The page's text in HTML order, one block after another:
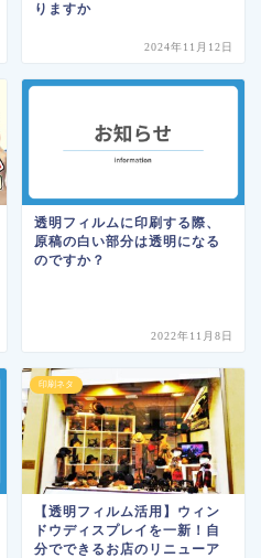
りますか
2024年11月12日
透明フィルムに印刷する際、
原稿の白い部分は透明になる
のですか？
2022年11月8日
印刷ネタ
【透明フィルム活用】ウィン
ドウディスプレイを一新！自
分でできるお店のリニューア